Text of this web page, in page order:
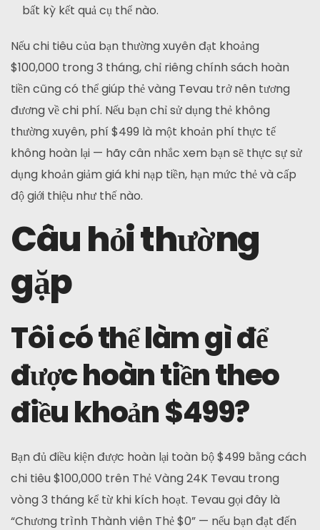
bất kỳ kết quả cụ thể nào.
Nếu chi tiêu của bạn thường xuyên đạt khoảng
$100,000 trong 3 tháng, chỉ riêng chính sách hoàn
tiền cũng có thể giúp thẻ vàng Tevau trở nên tương
đương về chi phí. Nếu bạn chỉ sử dụng thẻ không
thường xuyên, phí $499 là một khoản phí thực tế
không hoàn lại — hãy cân nhắc xem bạn sẽ thực sự sử
dụng khoản giảm giá khi nạp tiền, hạn mức thẻ và cấp
độ giới thiệu như thế nào.
Câu hỏi thường
gặp
Tôi có thể làm gì để
được hoàn tiền theo
điều khoản $499?
Bạn đủ điều kiện được hoàn lại toàn bộ $499 bằng cách
chi tiêu $100,000 trên Thẻ Vàng 24K Tevau trong
vòng 3 tháng kể từ khi kích hoạt. Tevau gọi đây là
“Chương trình Thành viên Thẻ $0” — nếu bạn đạt đến